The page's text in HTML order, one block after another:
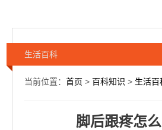
生活百科
当前位置： 首页 > 百科知识 > 生活百
脚后跟疼怎